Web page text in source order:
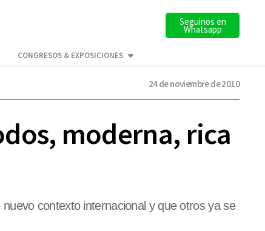
Seguinos en
Whatsapp
CONGRESOS & EXPOSICIONES
24 de noviembre de 2010
moderna, rica
contexto internacional y que otros ya se